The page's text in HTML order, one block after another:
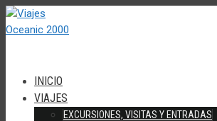
INICIO
VIAJES
EXCURSIONES, VISITAS Y ENTRADAS